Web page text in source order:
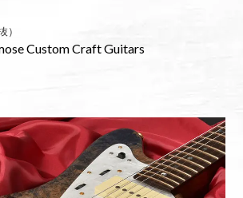
）
Custom Craft Guitars